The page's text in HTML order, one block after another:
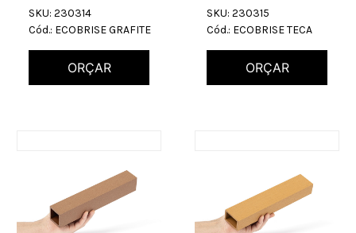
SKU: 230314
Cód.: ECOBRISE GRAFITE
ORÇAR
SKU: 230315
Cód.: ECOBRISE TECA
ORÇAR